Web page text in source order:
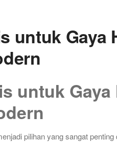
untuk Gaya
untuk Gaya
pilihan yang sangat